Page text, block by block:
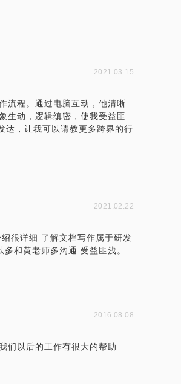
2021.03.15
流程。通过电脑互动，他清晰
生动，逻辑缜密，使我受益匪
达，让我可以请教更多跨界的行
2021.02.22
很详细 了解文档写作属于研发
和黄老师多沟通 受益匪浅。
2016.08.08
们以后的工作有很大的帮助